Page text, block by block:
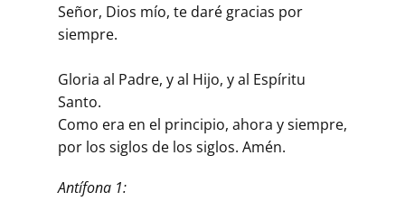
Señor, Dios mío, te daré gracias por
siempre.
Gloria al Padre, y al Hijo, y al Espíritu
Santo.
Como era en el principio, ahora y siempre,
por los siglos de los siglos. Amén.
Antífona 1: